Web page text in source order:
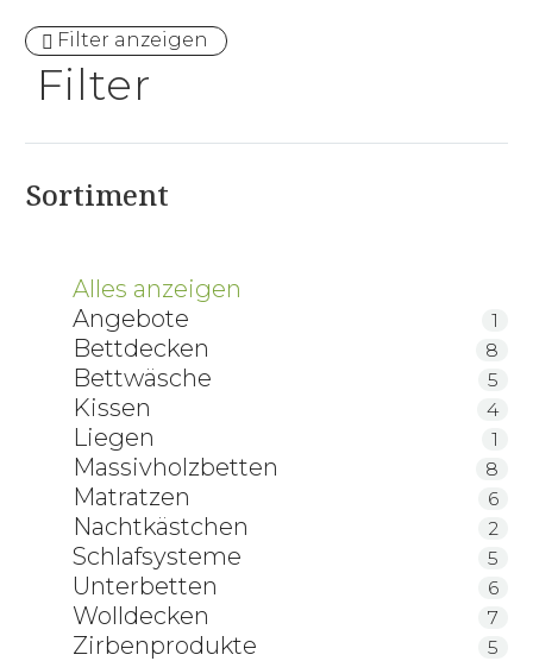
Filter anzeigen
Filter
Sortiment
Alles anzeigen
Angebote
1
Bettdecken 8
Bettwäsche 5
Kissen 4
Liegen 1
Massivholzbetten 8
Matratzen 6
Nachtkästchen 2
Schlafsysteme 5
Unterbetten 6
Wolldecken 7
Zirbenprodukte 5